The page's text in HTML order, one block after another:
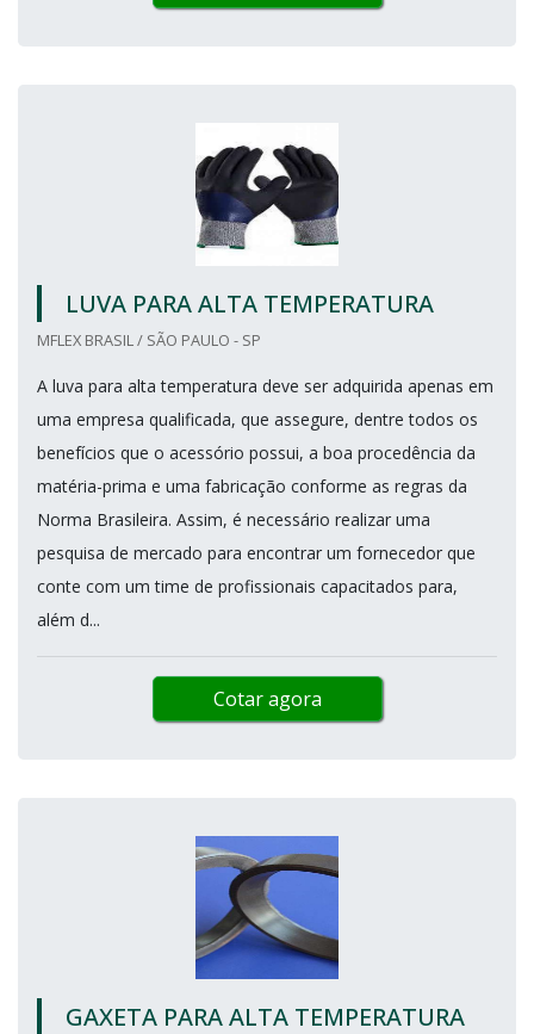
LUVA PARA ALTA TEMPERATURA
MFLEX BRASIL / SÃO PAULO - SP
A luva para alta temperatura deve ser adquirida apenas em
uma empresa qualificada, que assegure, dentre todos os
benefícios que o acessório possui, a boa procedência da
matéria-prima e uma fabricação conforme as regras da
Norma Brasileira. Assim, é necessário realizar uma
pesquisa de mercado para encontrar um fornecedor que
conte com um time de profissionais capacitados para,
além d...
Cotar agora
GAXETA PARA ALTA TEMPERATURA